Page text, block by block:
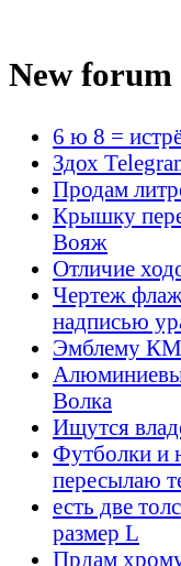
New forum
6 ю 8 =
Здох
Продам
Крышку
Вояж
Отличие
Чертеж
надписью
Эмблему
Волка
Ищутся
Футболки и
пересылаю
есть две
размер L
Прдам